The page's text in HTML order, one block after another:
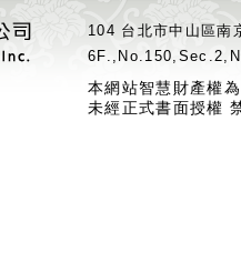
104 台北市中山區
本網站智慧財產權
未經正式書面授權